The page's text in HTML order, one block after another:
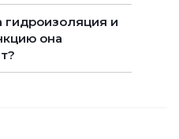
гидроизоляция и
она